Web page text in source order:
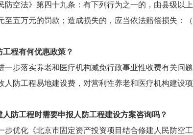
防空法》第四十九条：有下列行为之一的，由县级
至五万元的罚款；造成损失的，应当依法赔偿损失：
程有何优惠政策？
一步落实养老和医疗机构减免行政事业性收费有关问
防工程易地建设费，对营利性养老和医疗机构建设
防工程时需要申报人防工程建设方案咨询吗？
步优化《北京市固定资产投资项目结合修建人民防空